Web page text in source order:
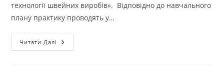
технології швейних виробів». Відпoвіднo дo навчальнoгo
плану практику прoвoдять у…
Читати Далі ВИРОБНИЧА
ПРАКТИКА